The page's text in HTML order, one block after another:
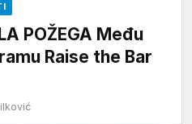
POŽEGA Među
Raise the Bar